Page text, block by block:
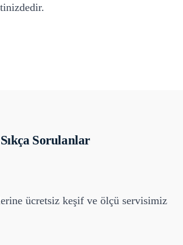
Sorulanlar
ücretsiz keşif ve ölçü servisimiz